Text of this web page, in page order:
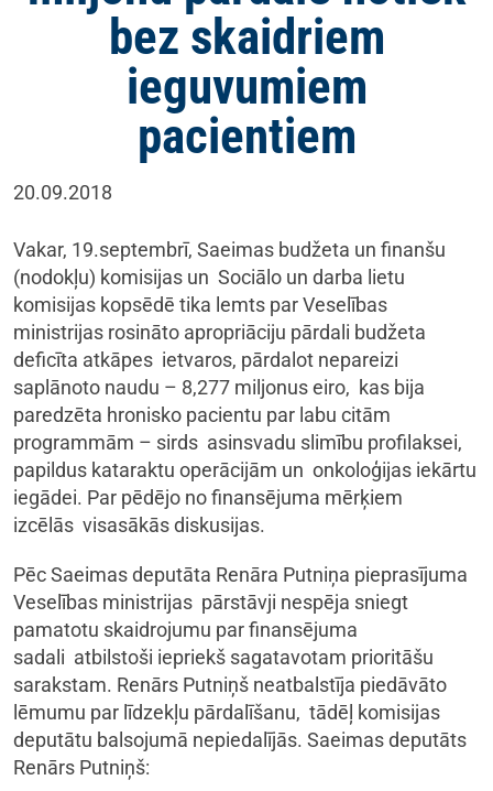
bez skaidriem
ieguvumiem
pacientiem
20.09.2018
Vakar, 19.septembrī, Saeimas budžeta un finanšu
(nodokļu) komisijas un Sociālo un darba lietu
komisijas kopsēdē tika lemts par Veselības
ministrijas rosināto apropriāciju pārdali budžeta
deficīta atkāpes ietvaros, pārdalot nepareizi
saplānoto naudu – 8,277 miljonus eiro, kas bija
paredzēta hronisko pacientu par labu citām
programmām – sirds asinsvadu slimību profilaksei,
papildus kataraktu operācijām un onkoloģijas iekārtu
iegādei. Par pēdējo no finansējuma mērķiem
izcēlās visasākās diskusijas.
Pēc Saeimas deputāta Renāra Putniņa pieprasījuma
Veselības ministrijas pārstāvji nespēja sniegt
pamatotu skaidrojumu par finansējuma
sadali atbilstoši iepriekš sagatavotam prioritāšu
sarakstam. Renārs Putniņš neatbalstīja piedāvāto
lēmumu par līdzekļu pārdalīšanu, tādēļ komisijas
deputātu balsojumā nepiedalījās. Saeimas deputāts
Renārs Putniņš: